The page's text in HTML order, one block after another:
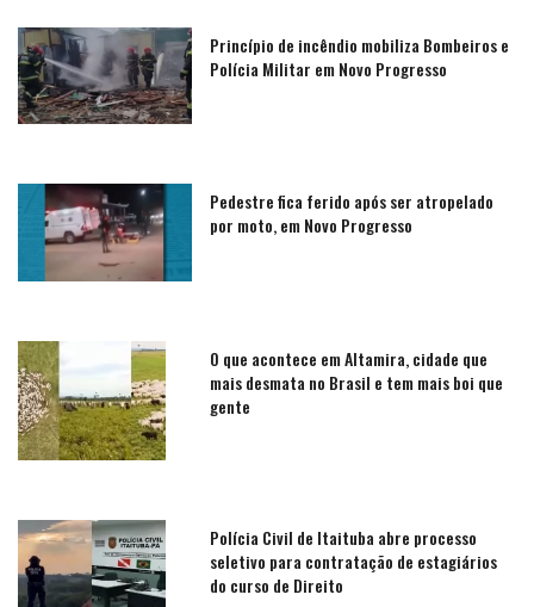
Princípio de incêndio mobiliza Bombeiros e
Polícia Militar em Novo Progresso
Pedestre fica ferido após ser atropelado
por moto, em Novo Progresso
O que acontece em Altamira, cidade que
mais desmata no Brasil e tem mais boi que
gente
Polícia Civil de Itaituba abre processo
seletivo para contratação de estagiários
do curso de Direito